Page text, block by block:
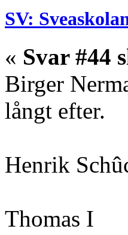
SV:
« Svar #44
Birger
långt efter.
Henrik
Thomas I